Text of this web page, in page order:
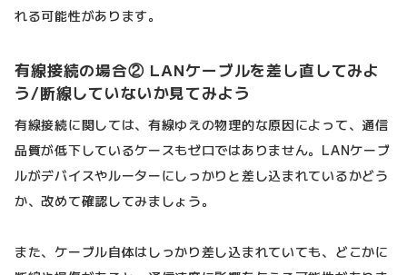
れる可能性があります。
有線接続の場合② LANケーブルを差し直してみよ
う/断線していないか見てみよう
有線接続に関しては、有線ゆえの物理的な原因によって、通信
品質が低下しているケースもゼロではありません。LANケーブ
ルがデバイスやルーターにしっかりと差し込まれているかどう
か、改めて確認してみましょう。
また、ケーブル自体はしっかり差し込まれていても、どこかに